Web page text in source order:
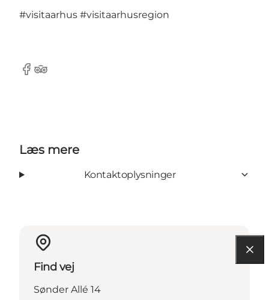
#visitaarhus #visitaarhusregion
Facebook
TripAdvisor
Læs mere
Kontaktoplysninger
Find vej
Sønder Allé 14